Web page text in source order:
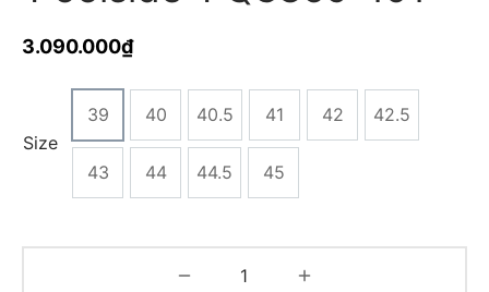
3.090.000₫
Size
39 40 40.5 41 42 42.5
43 44 44.5 45